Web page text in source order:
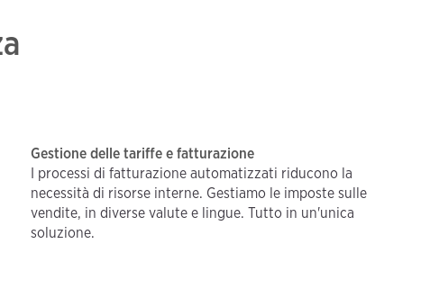
Gestione delle tariffe e fatturazione
I processi di fatturazione automatizzati riducono la
necessità di risorse interne. Gestiamo le imposte sulle
vendite, in diverse valute e lingue. Tutto in un'unica
soluzione.